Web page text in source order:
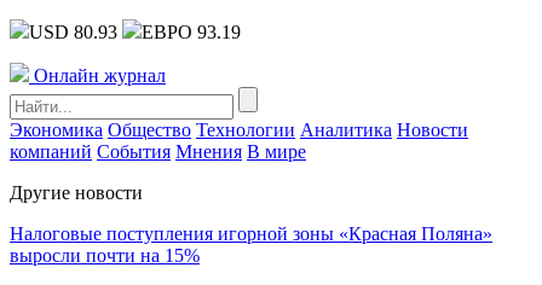
USD 80.93 ЕВРО 93.19
Онлайн журнал
Экономика Общество Технологии Аналитика Новости
компаний События Мнения В мире
Другие новости
Налоговые поступления игорной зоны «Красная Поляна»
выросли почти на 15%